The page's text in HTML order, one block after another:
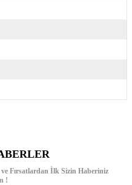
Fırsatlardan İlk Sizin Haberiniz
!